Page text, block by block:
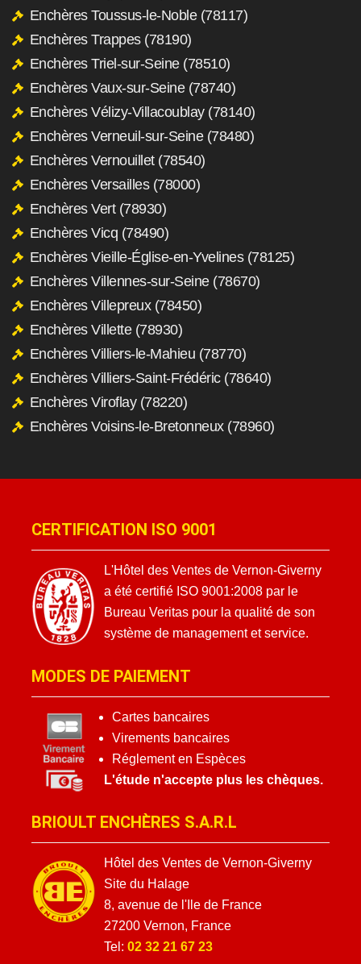
Enchères Toussus-le-Noble (78117)
Enchères Trappes (78190)
Enchères Triel-sur-Seine (78510)
Enchères Vaux-sur-Seine (78740)
Enchères Vélizy-Villacoublay (78140)
Enchères Verneuil-sur-Seine (78480)
Enchères Vernouillet (78540)
Enchères Versailles (78000)
Enchères Vert (78930)
Enchères Vicq (78490)
Enchères Vieille-Église-en-Yvelines (78125)
Enchères Villennes-sur-Seine (78670)
Enchères Villepreux (78450)
Enchères Villette (78930)
Enchères Villiers-le-Mahieu (78770)
Enchères Villiers-Saint-Frédéric (78640)
Enchères Viroflay (78220)
Enchères Voisins-le-Bretonneux (78960)
CERTIFICATION ISO 9001
L'Hôtel des Ventes de Vernon-Giverny
a été certifié ISO 9001:2008 par le
Bureau Veritas pour la qualité de son
système de management et service.
MODES DE PAIEMENT
Cartes bancaires
Virements bancaires
Réglement en Espèces
L'étude n'accepte plus les chèques.
BRIOULT ENCHÈRES S.A.R.L
Hôtel des Ventes de Vernon-Giverny
Site du Halage
8, avenue de l'Ile de France
27200 Vernon, France
Tel: 02 32 21 67 23